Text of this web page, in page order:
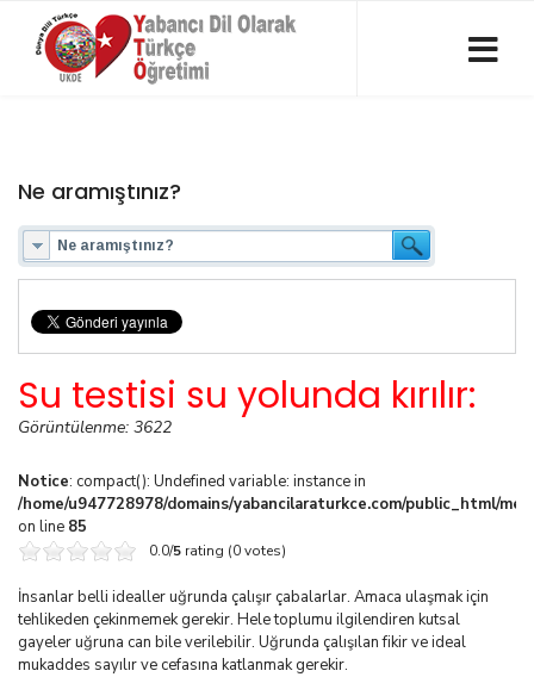
Ne aramıştınız?
Su testisi su yolunda kırılır:
Görüntülenme: 3622
Notice: compact(): Undefined variable: instance in
/home/u947728978/domains/yabancilaraturkce.com/public_html/
on line 85
0.0/5 rating (0 votes)
İnsanlar belli idealler uğrunda çalışır çabalarlar. Amaca ulaşmak için
tehlikeden çekinmemek gerekir. Hele toplumu ilgilendiren kutsal
gayeler uğruna can bile verilebilir. Uğrunda çalışılan fikir ve ideal
mukaddes sayılır ve cefasına katlanmak gerekir.